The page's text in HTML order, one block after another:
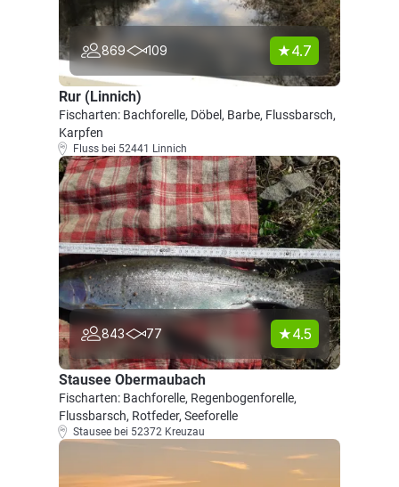
869 109 4.7
Rur (Linnich)
Fischarten: Bachforelle, Döbel, Barbe, Flussbarsch,
Karpfen
Fluss bei 52441 Linnich
843 77 4.5
Stausee Obermaubach
Fischarten: Bachforelle, Regenbogenforelle,
Flussbarsch, Rotfeder, Seeforelle
Stausee bei 52372 Kreuzau